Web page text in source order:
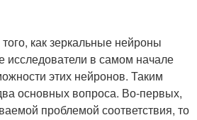
как зеркальные нейроны
исследователи в самом начале
этих нейронов. Таким
основных вопроса. Во-первых,
проблемой соответствия, то